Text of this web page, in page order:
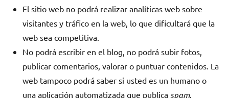
El sitio web no podrá realizar analíticas web sobre
visitantes y tráfico en la web, lo que dificultará que la
web sea competitiva.
No podrá escribir en el blog, no podrá subir fotos,
publicar comentarios, valorar o puntuar contenidos. La
web tampoco podrá saber si usted es un humano o
una aplicación automatizada que publica spam.